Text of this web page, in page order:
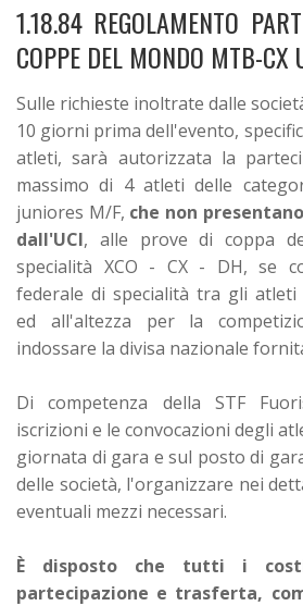
1.18.84 REGOLAMENTO
COPPE DEL MONDO MTB-CX
Sulle richieste inoltrate dalle
10 giorni prima dell'evento,
atleti, sarà autorizzata la
massimo di 4 atleti delle
juniores M/F, che non
dall'UCI, alle prove di coppa
specialità XCO - CX - DH, se
federale di specialità tra gli atleti
ed all'altezza per la
indossare la divisa nazionale
Di competenza della STF
iscrizioni e le convocazioni degli
giornata di gara e sul posto di
delle società, l'organizzare nei
eventuali mezzi necessari.
È disposto che tutti i
partecipazione e trasferta,